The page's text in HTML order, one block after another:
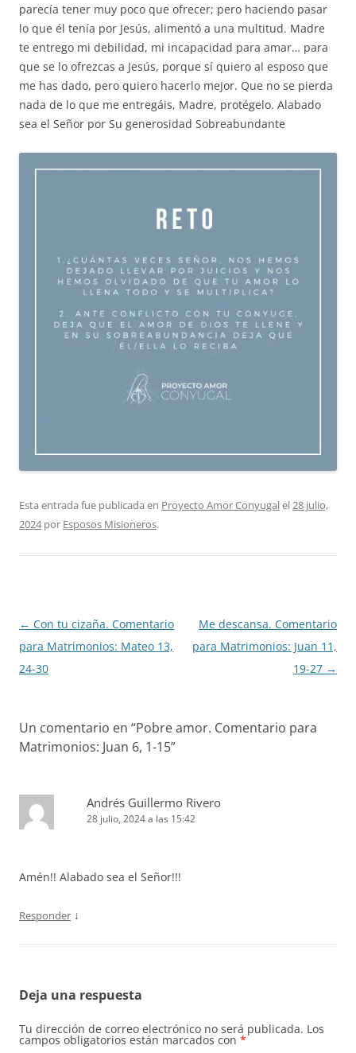
parecía tener muy poco que ofrecer; pero haciendo pasar
lo que él tenía por Jesús, alimentó a una multitud. Madre
te entrego mi debilidad, mi incapacidad para amar… para
que se lo ofrezcas a Jesús, porque sí quiero al esposo que
me has dado, pero quiero hacerlo mejor. Que no se pierda
nada de lo que me entregáis, Madre, protégelo. Alabado
sea el Señor por Su generosidad Sobreabundante
Esta entrada fue publicada en Proyecto Amor Conyugalel28 julio,
2024por Esposos Misioneros.
Navegación
de
entradas
← Con tu cizaña. Comentario
para Matrimonios: Mateo 13,
24-30
Me descansa. Comentario
para Matrimonios: Juan 11,
19-27 →
Un comentario en “Pobre amor. Comentario para
Matrimonios: Juan 6, 1-15”
Andrés Guillermo Rivero
28 julio, 2024 a las 15:42
Amén!! Alabado sea el Señor!!!
Responder ↓
Deja una respuesta
Tu dirección de correo electrónico no será publicada. Los
campos obligatorios están marcados con *